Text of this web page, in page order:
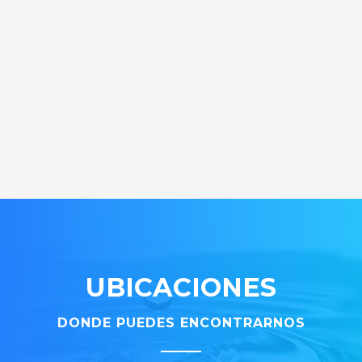
UBICACIONES
DONDE PUEDES ENCONTRARNOS